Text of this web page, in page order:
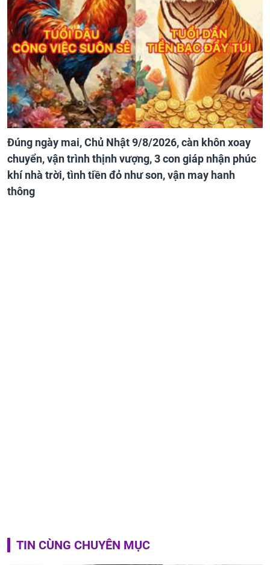
Đúng ngày mai, Chủ Nhật 9/8/2026, càn khôn xoay
chuyển, vận trình thịnh vượng, 3 con giáp nhận phúc
khí nhà trời, tình tiền đỏ như son, vận may hanh
thông
TIN CÙNG CHUYÊN MỤC